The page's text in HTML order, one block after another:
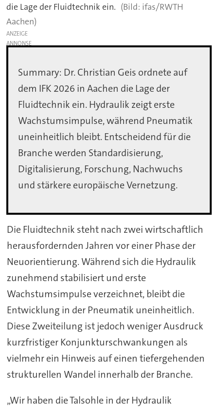
die Lage der Fluidtechnik ein.
ifas/RWTH
Aachen)
ANZEIGE
Summary: Dr. Christian Geis ordnete auf
dem IFK 2026 in Aachen die Lage der
Fluidtechnik ein. Hydraulik zeigt erste
Wachstumsimpulse, während Pneumatik
uneinheitlich bleibt. Entscheidend für die
Branche werden Standardisierung,
Digitalisierung, Forschung, Nachwuchs
und stärkere europäische Vernetzung.
Die Fluidtechnik steht nach zwei wirtschaftlich
herausfordernden Jahren vor einer Phase der
Neuorientierung. Während sich die Hydraulik
zunehmend stabilisiert und erste
Wachstumsimpulse verzeichnet, bleibt die
Entwicklung in der Pneumatik uneinheitlich.
Diese Zweiteilung ist jedoch weniger Ausdruck
kurzfristiger Konjunkturschwankungen als
vielmehr ein Hinweis auf einen tiefergehenden
strukturellen Wandel innerhalb der Branche.
„Wir haben die Talsohle in der Hydraulik